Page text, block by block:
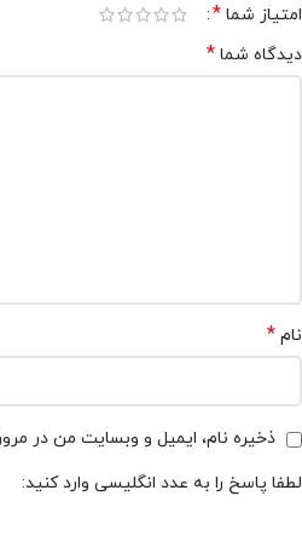
امتیاز شما *
دیدگاه شما *
نام *
ذخیره نام، ایمیل و وبسایت من در
لطفا پاسخ را به عدد انگلیسی وارد کنید: